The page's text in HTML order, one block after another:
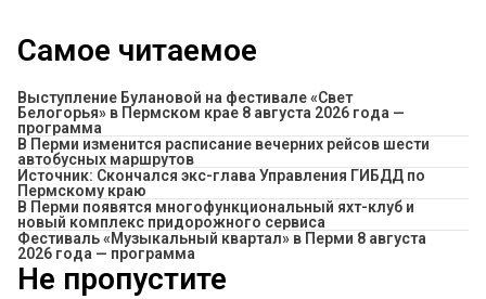
Самое читаемое
Выступление Булановой на фестивале «Свет
Белогорья» в Пермском крае 8 августа 2026 года —
программа
​В Перми изменится расписание вечерних рейсов шести
автобусных маршрутов
Источник: Скончался экс-глава Управления ГИБДД по
Пермскому краю
В Перми появятся многофункциональный яхт-клуб и
новый комплекс придорожного сервиса
Фестиваль «Музыкальный квартал» в Перми 8 августа
2026 года — программа
Не пропустите